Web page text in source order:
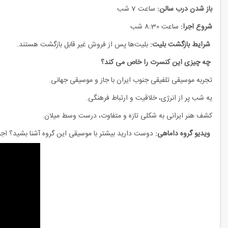
باز شدن درب سالن: ساعت 7 شب
شروع اجرا: ساعت 8:30 شب
شرایط بازگشت بلیت: بلیت‌ها پس از فروش غیر قابل بازگشت هستند.
چه چیزی این کنسرت را خاص می کند؟
تجربه موسیقی تلفیقی جنوب ایران با جاز و موسیقی جهانی.
یه شب پر از انرژی، خلاقیت و ارتباط فرهنگی.
کشف هنر ایرانی به شکلی تازه و متفاوت، درست وسط میلان.
ویدیو گروه داماهی: دوست دارید بیشتر با موسیقی این گروه آشنا بشید؟